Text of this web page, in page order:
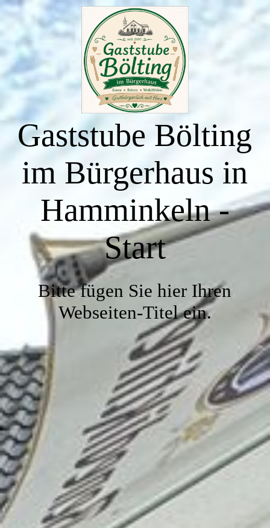
Gaststube Bölting
im Bürgerhaus in
Hamminkeln -
Start
Bitte fügen Sie hier Ihren
Webseiten-Titel ein.
Essen zum Mitnehmen
Buffettermine & Veranstaltungen
Räumlichkeiten
Saal - Bürgerhaus
Gaststube
Kegelbahn
Kontakt
Vereinslokal